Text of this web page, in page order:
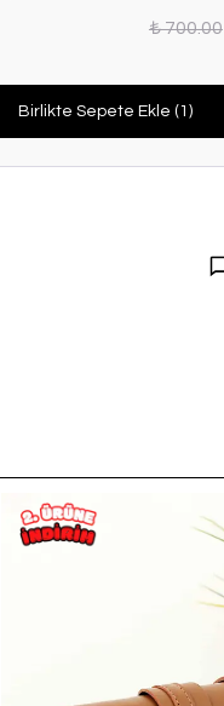
₺ 700.00
Birlikte Sepete Ekle (1)